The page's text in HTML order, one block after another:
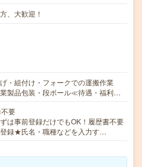
、大歓迎！
・組付け・フォークでの運搬作業
業製品包装・段ボール≪待遇・福利…
要
は事前登録だけでもOK！履歴書不要
録★氏名・職種などを入力す…